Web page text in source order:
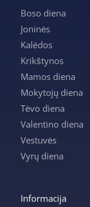
Boso diena
Joninės
Kalėdos
Krikštynos
Mamos diena
Mokytojų diena
Tėvo diena
Valentino diena
Vestuvės
Vyrų diena
Informacija